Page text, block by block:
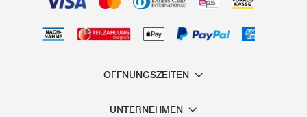
ÖFFNUNGSZEITEN
UNTERNEHMEN